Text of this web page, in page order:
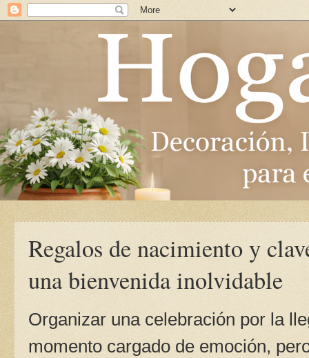
Regalos de nacimiento y
una bienvenida inolvidable
Organizar una celebración por la
momento cargado de emoción,